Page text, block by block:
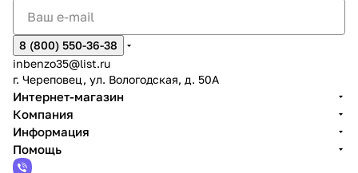
8 (800) 550-36-38
inbenzo35@list.ru
г. Череповец, ул. Вологодская, д. 50А
Интернет-магазин
Компания
Информация
Помощь